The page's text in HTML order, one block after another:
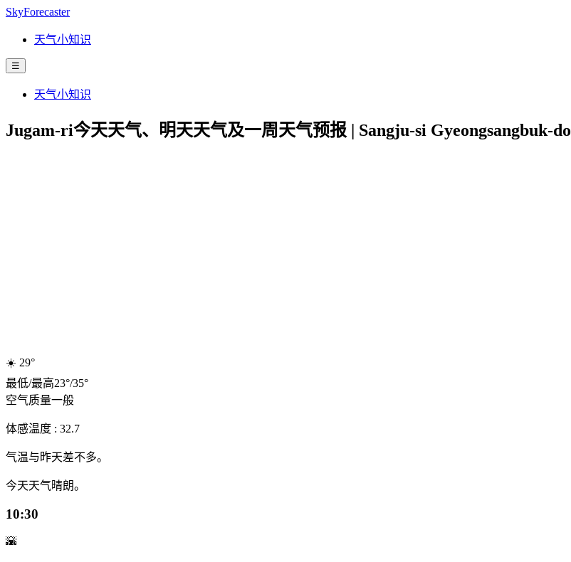
SkyForecaster
天气小知识
☰
天气小知识
Jugam-ri今天天气、明天天气及一周天气预报 | Sangju-si Gyeongsangbuk-do
☀️ 29°
最低/最高23°/35°
空气质量一般
体感温度 : 32.7
气温与昨天差不多。
今天天气晴朗。
10:30
🌇